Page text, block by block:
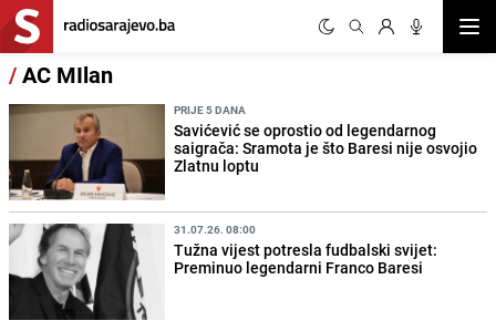
/AC MIlan
PRIJE 5 DANA
Savićević se oprostio od legendarnog
saigrača: Sramota je što Baresi nije osvojio
Zlatnu loptu
31.07.26. 08:00
Tužna vijest potresla fudbalski svijet:
Preminuo legendarni Franco Baresi